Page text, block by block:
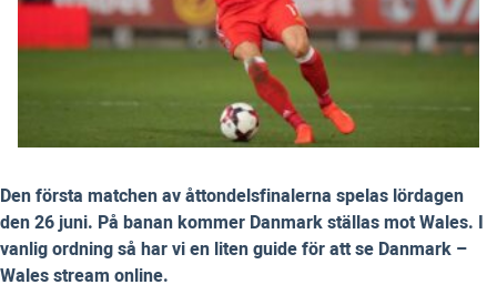
Den första matchen av åttondelsfinalerna spelas lördagen
den 26 juni. På banan kommer Danmark ställas mot Wales. I
vanlig ordning så har vi en liten guide för att se Danmark –
Wales stream online.